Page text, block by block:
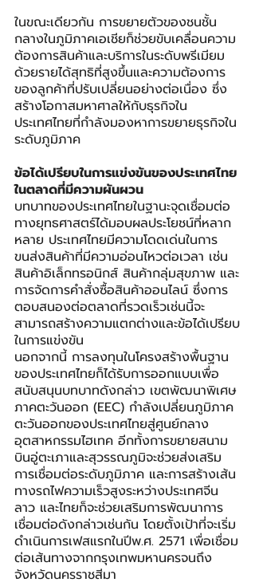
ในขณะเดียวกัน การขยายตัวของชนชั้น
กลางในภูมิภาคเอเชียก็ช่วยขับเคลื่อนความ
ต้องการสินค้าและบริการในระดับพรีเมียม
ด้วยรายได้สุทธิที่สูงขึ้นและความต้องการ
ของลูกค้าที่ปรับเปลี่ยนอย่างต่อเนื่อง ซึ่ง
สร้างโอกาสมหาศาลให้กับธุรกิจใน
ประเทศไทยที่กำลังมองหาการขยายธุรกิจใน
ระดับภูมิภาค
ข้อได้เปรียบในการแข่งขันของประเทศไทย
ในตลาดที่มีความผันผวน
บทบาทของประเทศไทยในฐานะจุดเชื่อมต่อ
ทางยุทธศาสตร์ได้มอบผลประโยชน์ที่หลาก
หลาย ประเทศไทยมีความโดดเด่นในการ
ขนส่งสินค้าที่มีความอ่อนไหวต่อเวลา เช่น
สินค้าอิเล็กทรอนิกส์ สินค้ากลุ่มสุขภาพ และ
การจัดการคำสั่งซื้อสินค้าออนไลน์ ซึ่งการ
ตอบสนองต่อตลาดที่รวดเร็วเช่นนี้จะ
สามารถสร้างความแตกต่างและข้อได้เปรียบ
ในการแข่งขัน
นอกจากนี้ การลงทุนในโครงสร้างพื้นฐาน
ของประเทศไทยก็ได้รับการออกแบบเพื่อ
สนับสนุนบทบาทดังกล่าว เขตพัฒนาพิเศษ
ภาคตะวันออก (EEC) กำลังเปลี่ยนภูมิภาค
ตะวันออกของประเทศไทยสู่ศูนย์กลาง
อุตสาหกรรมไฮเทค อีกทั้งการขยายสนาม
บินอู่ตะเภาและสุวรรณภูมิจะช่วยส่งเสริม
การเชื่อมต่อระดับภูมิภาค และการสร้างเส้น
ทางรถไฟความเร็วสูงระหว่างประเทศจีน
ลาว และไทยก็จะช่วยเสริมการพัฒนาการ
เชื่อมต่อดังกล่าวเช่นกัน โดยตั้งเป้าที่จะเริ่ม
ดำเนินการเฟสแรกในปีพ.ศ. 2571 เพื่อเชื่อม
ต่อเส้นทางจากกรุงเทพมหานครจนถึง
จังหวัดนครราชสีมา